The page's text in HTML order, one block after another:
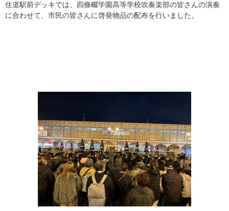
住道駅前デッキでは、四條畷学園高等学校吹奏楽部の皆さんの演奏
に合わせて、市民の皆さんに啓発物品の配布を行いました。